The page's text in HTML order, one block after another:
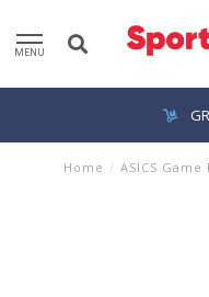
MENU
Home / ASICS